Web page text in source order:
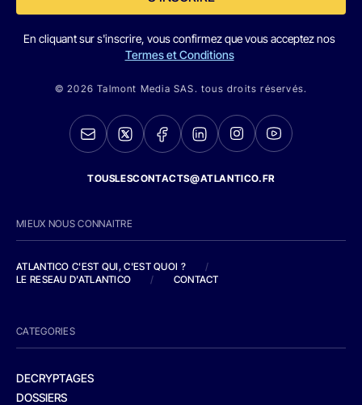
En cliquant sur s'inscrire, vous confirmez que vous acceptez nos
Termes et Conditions
© 2026 Talmont Media SAS. tous droits réservés.
TOUSLESCONTACTS@ATLANTICO.FR
MIEUX NOUS CONNAITRE
ATLANTICO C'EST QUI, C'EST QUOI ?
/
LE RESEAU D'ATLANTICO
/ CONTACT
CATEGORIES
DECRYPTAGES
DOSSIERS